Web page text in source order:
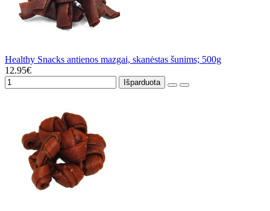
Healthy Snacks antienos mazgai, skanėstas šunims; 500g
12.95€
Išparduota